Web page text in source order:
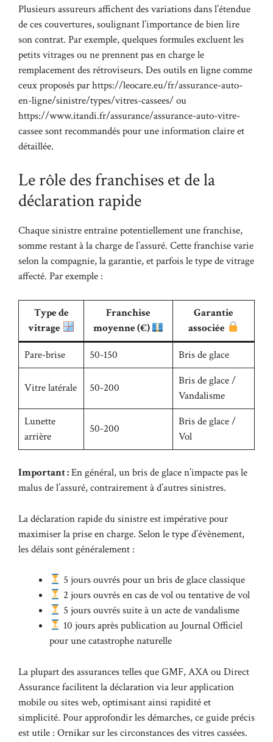
Plusieurs assureurs affichent des variations dans l’étendue
de ces couvertures, soulignant l’importance de bien lire
son contrat. Par exemple, quelques formules excluent les
petits vitrages ou ne prennent pas en charge le
remplacement des rétroviseurs. Des outils en ligne comme
ceux proposés par https://leocare.eu/fr/assurance-auto-
en-ligne/sinistre/types/vitres-cassees/ ou
https://www.itandi.fr/assurance/assurance-auto-vitre-
cassee sont recommandés pour une information claire et
détaillée.
Le rôle des franchises et de la
déclaration rapide
Chaque sinistre entraîne potentiellement une franchise,
somme restant à la charge de l’assuré. Cette franchise varie
selon la compagnie, la garantie, et parfois le type de vitrage
affecté. Par exemple :
Type de
vitrage
Franchise
moyenne (€)
Garantie
associée
Pare-brise
50-150 Bris de glace
Vitre latérale 50-200
Bris de glace /
Vandalisme
Lunette
arrière
50-200
Bris de glace /
Vol
Important :En général, un bris de glace n’impacte pas le
malus de l’assuré, contrairement à d’autres sinistres.
La déclaration rapide du sinistre est impérative pour
maximiser la prise en charge. Selon le type d’évènement,
les délais sont généralement :
5 jours ouvrés pour un bris de glace classique
2 jours ouvrés en cas de vol ou tentative de vol
5 jours ouvrés suite à un acte de vandalisme
10 jours après publication au Journal Officiel
pour une catastrophe naturelle
La plupart des assurances telles que GMF, AXA ou Direct
Assurance facilitent la déclaration via leur application
mobile ou sites web, optimisant ainsi rapidité et
simplicité. Pour approfondir les démarches, ce guide précis
est utile : Ornikar sur les circonstances des vitres cassées.